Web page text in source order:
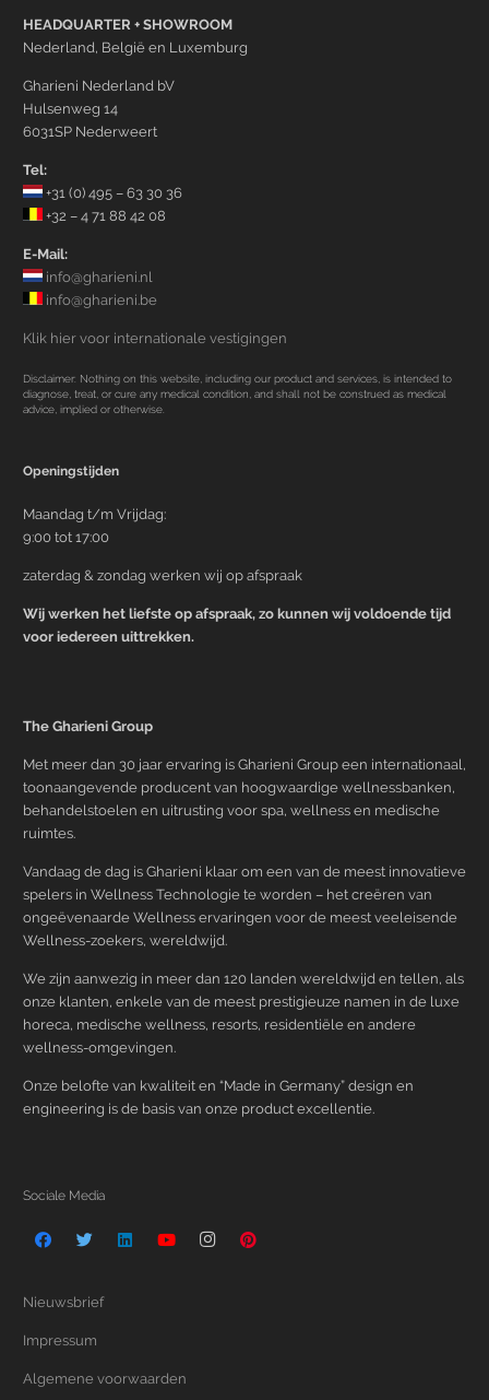
HEADQUARTER + SHOWROOM
Nederland, België en Luxemburg
Gharieni Nederland bV
Hulsenweg 14
6031SP Nederweert
Tel:
+31 (0) 495 – 63 30 36
+32 – 4 71 88 42 08
E-Mail:
info@gharieni.nl
info@gharieni.be
Klik hier voor internationale vestigingen
Disclaimer: Nothing on this website, including our product and services, is intended to
diagnose, treat, or cure any medical condition, and shall not be construed as medical
advice, implied or otherwise.
Openingstijden
Maandag t/m Vrijdag:
9:00 tot 17:00
zaterdag & zondag werken wij op afspraak
Wij werken het liefste op afspraak, zo kunnen wij voldoende tijd
voor iedereen uittrekken.
The Gharieni Group
Met meer dan 30 jaar ervaring is Gharieni Group een internationaal,
toonaangevende producent van hoogwaardige wellnessbanken,
behandelstoelen en uitrusting voor spa, wellness en medische
ruimtes.
Vandaag de dag is Gharieni klaar om een van de meest innovatieve
spelers in Wellness Technologie te worden – het creëren van
ongeëvenaarde Wellness ervaringen voor de meest veeleisende
Wellness-zoekers, wereldwijd.
We zijn aanwezig in meer dan 120 landen wereldwijd en tellen, als
onze klanten, enkele van de meest prestigieuze namen in de luxe
horeca, medische wellness, resorts, residentiële en andere
wellness-omgevingen.
Onze belofte van kwaliteit en “Made in Germany” design en
engineering is de basis van onze product excellentie.
Sociale Media
Nieuwsbrief
Impressum
Algemene voorwaarden